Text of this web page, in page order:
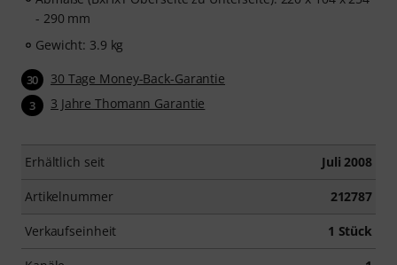
- 290 mm
Gewicht: 3.9 kg
30 30 Tage Money-Back-Garantie
3 3 Jahre Thomann Garantie
Erhältlich seit Juli 2008
Artikelnummer 212787
Verkaufseinheit 1 Stück